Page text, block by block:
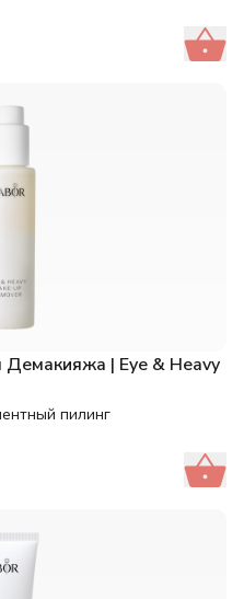
| Eye & Heavy
пилинг